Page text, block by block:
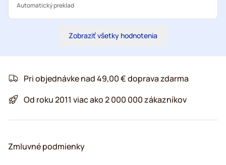
Automatický preklad
Zobraziť všetky hodnotenia
Pri objednávke nad 49,00 € doprava zdarma
Od roku 2011 viac ako 2 000 000 zákazníkov
Zmluvné podmienky